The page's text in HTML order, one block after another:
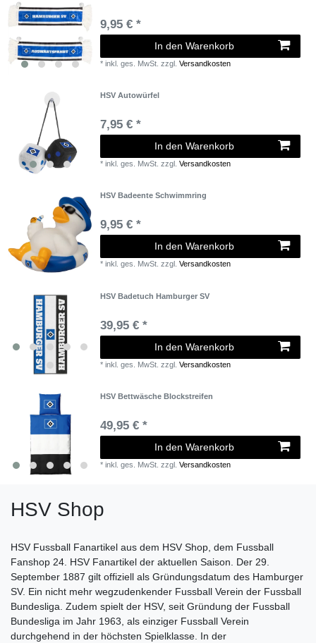
9,95 € *
In den Warenkorb
*inkl. ges. MwSt. zzgl.Versandkosten
HSV Autowürfel
7,95 € *
In den Warenkorb
*inkl. ges. MwSt. zzgl.Versandkosten
HSV Badeente Schwimmring
9,95 € *
In den Warenkorb
*inkl. ges. MwSt. zzgl.Versandkosten
HSV Badetuch Hamburger SV
39,95 € *
In den Warenkorb
*inkl. ges. MwSt. zzgl.Versandkosten
HSV Bettwäsche Blockstreifen
49,95 € *
In den Warenkorb
*inkl. ges. MwSt. zzgl.Versandkosten
HSV Shop
HSV Fussball Fanartikel aus dem HSV Shop, dem Fussball
Fanshop 24. HSV Fanartikel der aktuellen Saison. Der 29.
September 1887 gilt offiziell als Gründungsdatum des Hamburger
SV. Ein nicht mehr wegzudenkender Fussball Verein der Fussball
Bundesliga. Zudem spielt der HSV, seit Gründung der Fussball
Bundesliga im Jahr 1963, als einziger Fussball Verein
durchgehend in der höchsten Spielklasse. In der